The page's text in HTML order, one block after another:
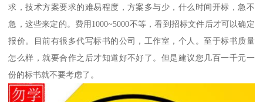
求，技术方案要求的难易程度，方案多与少，什么时间开标，急不
急，这些来定的。费用1000~5000不等，看到招标文件后才可以确定
报价。目前有很多代写标书的公司，工作室，个人。至于标书质量
怎么样，就要合作之后才知道好不好了。但是建议您几百一千元一
份的标书就不要考虑了。